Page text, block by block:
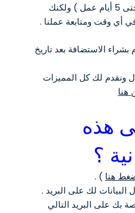
مدة تسليم الخدمة ( يومين عمل حتى 5 أيام عمل ) ولكنك
أي وقت ومتابعة عملنا .
الاستضافة بعد تاريخ
ونقدم لك كل المميزات
هنا
هذه
؟
هنا ) .
لك على البريد .
بك على البريد التالي